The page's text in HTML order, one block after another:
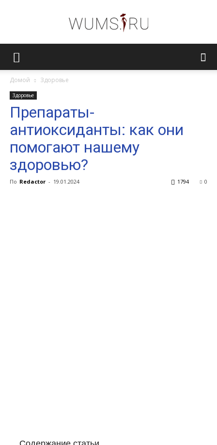
Домой Здоровье
Здоровье
Препараты-
антиоксиданты: как они
помогают нашему
здоровью?
По Redactor - 19.01.2024 0
1794